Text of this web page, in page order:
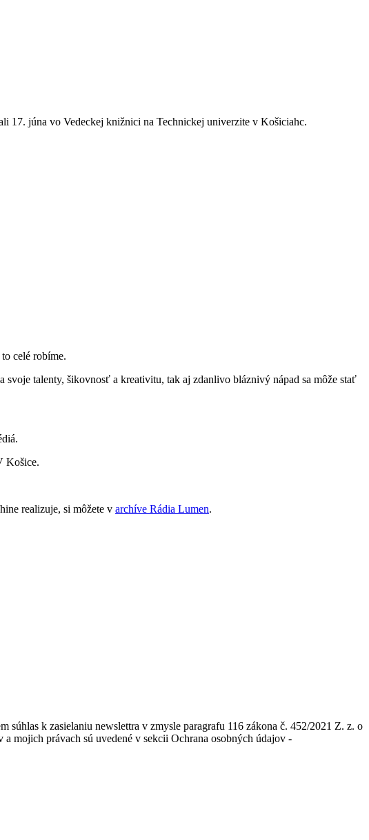
17. júna vo Vedeckej knižnici na Technickej univerzite v Košiciahc.
celé robíme.
talenty, šikovnosť a kreativitu, tak aj zdanlivo bláznivý nápad sa môže stať
Košice.
realizuje, si môžete v archíve Rádia Lumen.
súhlas k zasielaniu newslettra v zmysle paragrafu 116 zákona č. 452/2021 Z. z. o
mojich právach sú uvedené v sekcii Ochrana osobných údajov -